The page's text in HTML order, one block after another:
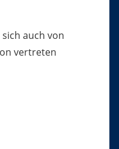
auch von
vertreten